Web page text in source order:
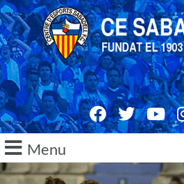
Menu